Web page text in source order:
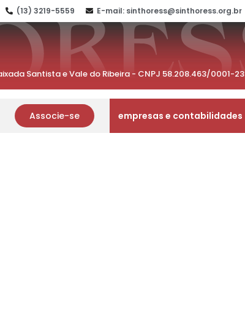
(13) 3219-5559 E-mail: sinthoress@sinthoress.org.br
Santista e Vale do Ribeira - CNPJ 58.208.463/0001-23
Associe-se empresas e contabilidades